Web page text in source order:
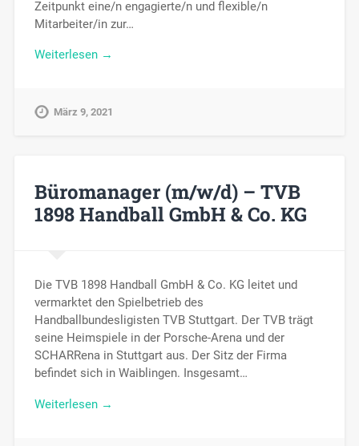
Zeitpunkt eine/n engagierte/n und flexible/n
Mitarbeiter/in zur…
Weiterlesen →
März 9, 2021
Büromanager (m/w/d) – TVB
1898 Handball GmbH & Co. KG
Die TVB 1898 Handball GmbH & Co. KG leitet und
vermarktet den Spielbetrieb des
Handballbundesligisten TVB Stuttgart. Der TVB trägt
seine Heimspiele in der Porsche-Arena und der
SCHARRena in Stuttgart aus. Der Sitz der Firma
befindet sich in Waiblingen. Insgesamt…
Weiterlesen →